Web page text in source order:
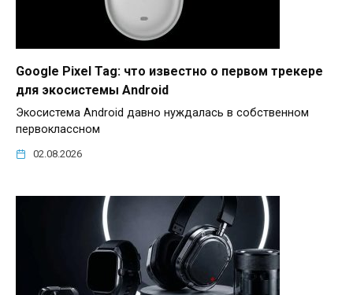
Google Pixel Tag: что известно о первом трекере
для экосистемы Android
Экосистема Android давно нуждалась в собственном
первоклассном
02.08.2026